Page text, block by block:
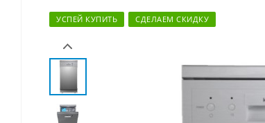
УСПЕЙ КУПИТЬ СДЕЛАЕМ СКИДКУ